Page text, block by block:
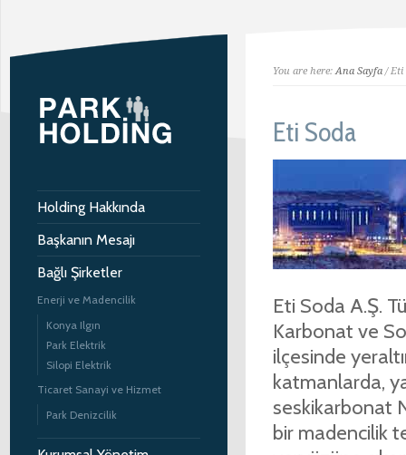
Holding Hakkında
Başkanın Mesajı
Bağlı Şirketler
Enerji ve Madencilik
Konya Ilgın
Park Elektrik
Silopi Elektrik
Ticaret Sanayi ve Hizmet
Park Denizcilik
You are here:Ana Sayfa/ Eti
Eti Soda
Eti Soda A.Ş.
Karbonat ve
ilçesinde
katmanlarda,
seskikarbonat
bir madencilik